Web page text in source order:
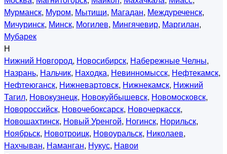
Мурманск, Муром, Мытищи, Магадан, Междуреченск,
Мичуринск, Минск, Могилев, Мингячевир, Маргилан,
Мубарек
Н
Нижний Новгород, Новосибирск, Набережные Челны,
Назрань, Нальчик, Находка, Невинномысск, Нефтекамск,
Нефтеюганск, Нижневартовск, Нижнекамск, Нижний
Тагил, Новокузнецк, Новокуйбышевск, Новомосковск,
Новороссийск, Новочебоксарск, Новочеркасск,
Новошахтинск, Новый Уренгой, Ногинск, Норильск,
Ноябрьск, Новотроицк, Новоуральск, Николаев,
Нахчыван, Наманган, Нукус, Навои